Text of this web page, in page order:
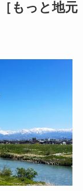
もっと地元